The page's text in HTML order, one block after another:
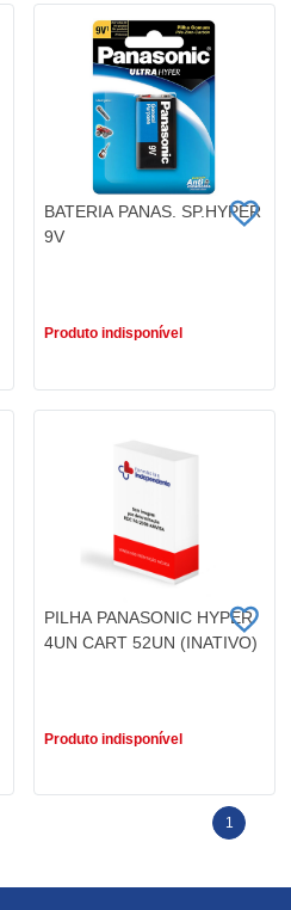
BATERIA PANAS. SP.HYPER
9V
Produto indisponível
PILHA PANASONIC HYPER
4UN CART 52UN (INATIVO)
Produto indisponível
1